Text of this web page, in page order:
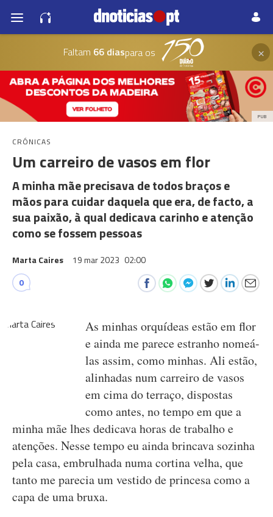
Faltam 66 diaspara os ×
PUB
CRÓNICAS
Um carreiro de vasos em flor
A minha mãe precisava de todos braços e
mãos para cuidar daquela que era, de facto, a
sua paixão, à qual dedicava carinho e atenção
como se fossem pessoas
Marta Caires 19 mar 2023 02:00
0
As minhas orquídeas estão em flor
e ainda me parece estranho nomeá-
las assim, como minhas. Ali estão,
alinhadas num carreiro de vasos
em cima do terraço, dispostas
como antes, no tempo em que a
minha mãe lhes dedicava horas de trabalho e
atenções. Nesse tempo eu ainda brincava sozinha
pela casa, embrulhada numa cortina velha, que
tanto me parecia um vestido de princesa como a
capa de uma bruxa.